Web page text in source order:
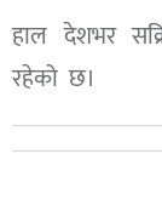
हाल देशभर
रहेको छ।